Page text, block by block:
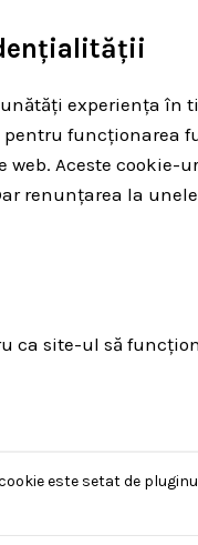
experiența
Aceste
renunțarea la
ca site-ul să
este setat de